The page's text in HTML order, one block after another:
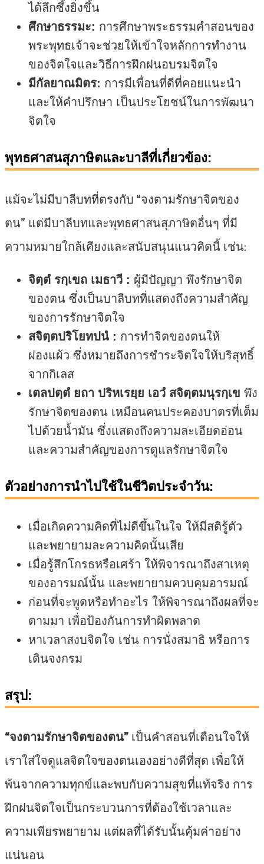
ได้ลึกซึ้งยิ่งขึ้น
ศึกษาธรรมะ: การศึกษาพระธรรมคำสอนของ
พระพุทธเจ้าจะช่วยให้เข้าใจหลักการทำงาน
ของจิตใจและวิธีการฝึกฝนอบรมจิตใจ
มีกัลยาณมิตร: การมีเพื่อนที่ดีที่คอยแนะนำ
และให้คำปรึกษา เป็นประโยชน์ในการพัฒนา
จิตใจ
พุทธศาสนสุภาษิตและบาลีที่เกี่ยวข้อง:
แม้จะไม่มีบาลีบทที่ตรงกับ “จงตามรักษาจิตของ
ตน” แต่มีบาลีบทและพุทธศาสนสุภาษิตอื่นๆ ที่มี
ความหมายใกล้เคียงและสนับสนุนแนวคิดนี้ เช่น:
จิตฺตํ รกฺเขถ เมธาวี : ผู้มีปัญญา พึงรักษาจิต
ของตน ซึ่งเป็นบาลีบทที่แสดงถึงความสำคัญ
ของการรักษาจิตใจ
สจิตฺตปริโยทปนํ : การทำจิตของตนให้
ผ่องแผ้ว ซึ่งหมายถึงการชำระจิตใจให้บริสุทธิ์
จากกิเลส
เตลปตฺตํ ยถา ปริหเรยฺย เอวํ สจิตฺตมนุรกฺเข พึง
รักษาจิตของตน เหมือนคนประคองบาตรที่เต็ม
ไปด้วยน้ำมัน ซึ่งแสดงถึงความละเอียดอ่อน
และความสำคัญของการดูแลรักษาจิตใจ
ตัวอย่างการนำไปใช้ในชีวิตประจำวัน:
เมื่อเกิดความคิดที่ไม่ดีขึ้นในใจ ให้มีสติรู้ตัว
และพยายามละความคิดนั้นเสีย
เมื่อรู้สึกโกรธหรือเศร้า ให้พิจารณาถึงสาเหตุ
ของอารมณ์นั้น และพยายามควบคุมอารมณ์
ก่อนที่จะพูดหรือทำอะไร ให้พิจารณาถึงผลที่จะ
ตามมา เพื่อป้องกันการทำผิดพลาด
หาเวลาสงบจิตใจ เช่น การนั่งสมาธิ หรือการ
เดินจงกรม
สรุป:
“จงตามรักษาจิตของตน”เป็นคำสอนที่เตือนใจให้
เราใส่ใจดูแลจิตใจของตนเองอย่างดีที่สุด เพื่อให้
พ้นจากความทุกข์และพบกับความสุขที่แท้จริง การ
ฝึกฝนจิตใจเป็นกระบวนการที่ต้องใช้เวลาและ
ความเพียรพยายาม แต่ผลที่ได้รับนั้นคุ้มค่าอย่าง
แน่นอน